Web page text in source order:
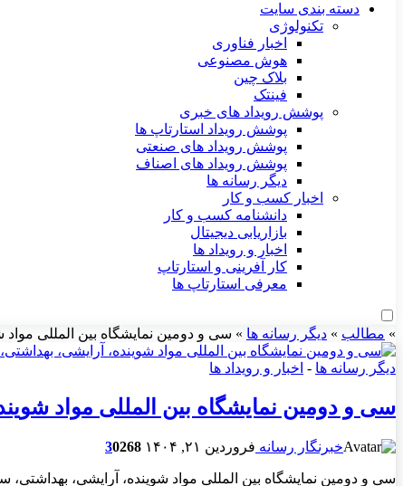
دسته بندی سایت
تکنولوژی
اخبار فناوری
هوش مصنوعی
بلاک چین
فینتک
پوشش رویداد های خبری
پوشش رویداد استارتاپ ها
پوشش رویداد های صنعتی
پوشش رویداد های اصناف
دیگر رسانه ها
اخبار کسب و کار
دانشنامه کسب و کار
بازاریابی دیجیتال
اخبار و رویداد ها
کار آفرینی و استارتاپ
معرفی استارتاپ ها
» مطالب » دیگر رسانه ها » سی و دومین نمایشگاه بین المللی مواد
دیگر رسانه ها - اخبار و رویداد ها
سی و دومین نمایشگاه بین المللی مواد شوینده،
خبرنگار رسانه فروردین ۲۱, ۱۴۰۴ 30268